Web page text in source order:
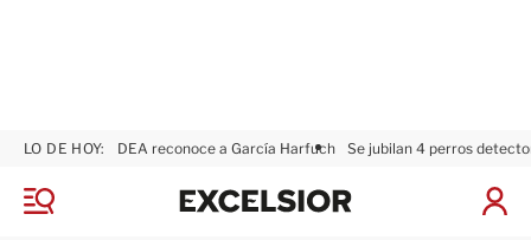
M
LO DE HOY: DEA reconoce a García Harfuch Se jubilan 4 perros
I
x